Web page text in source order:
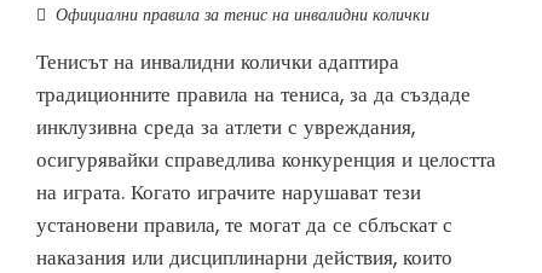
Официални правила за тенис на инвалидни колички
Тенисът на инвалидни колички адаптира
традиционните правила на тениса, за да създаде
инклузивна среда за атлети с увреждания,
осигурявайки справедлива конкуренция и целостта
на играта. Когато играчите нарушават тези
установени правила, те могат да се сблъскат с
наказания или дисциплинарни действия, които